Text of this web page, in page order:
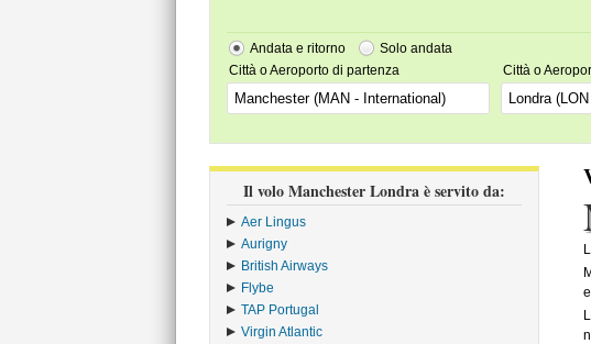
Andata e ritorno
Solo andata
Città o Aeroporto di partenza
Città o
Il volo Manchester Londra è servito da:
Aer Lingus
Aurigny
British Airways
Flybe
TAP Portugal
Virgin Atlantic
e